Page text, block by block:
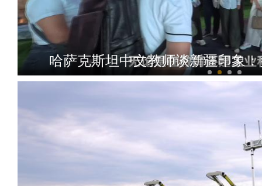
哈萨克斯坦中文教师谈新疆印象